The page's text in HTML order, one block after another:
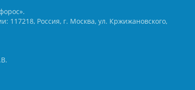
117218, Россия, г. Москва, ул. Кржижановского,